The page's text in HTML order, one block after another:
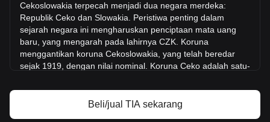
Harga Celestia
Prediksi harga Celestia
Apa itu Celestia (TIA)
Kalkulator profit Celestia
Cekoslowakia terpecah menjadi dua negara merdeka:
Republik Ceko dan Slowakia. Peristiwa penting dalam
sejarah negara ini mengharuskan penciptaan mata uang
baru, yang mengarah pada lahirnya CZK. Koruna
menggantikan koruna Cekoslowakia, yang telah beredar
sejak 1919, dengan nilai nominal. Koruna Ceko adalah satu-
Ceko (Česká národní banka, CNB), otoritas perbankan
Beli/jual TIA sekarang